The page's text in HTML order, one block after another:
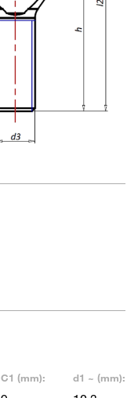
C1 (mm): d1 ~ (mm):